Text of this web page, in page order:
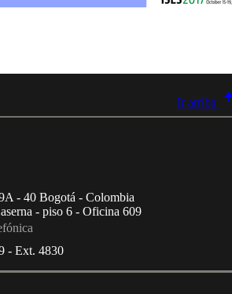
Ir arriba
- 40 Bogotá - Colombia
- piso 6 - Oficina 609
- Ext. 4830